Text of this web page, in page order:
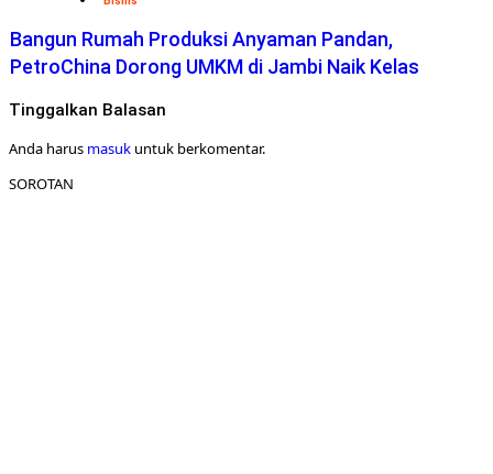
Bangun Rumah Produksi Anyaman Pandan,
PetroChina Dorong UMKM di Jambi Naik Kelas
Tinggalkan Balasan
Anda harus masuk untuk berkomentar.
SOROTAN